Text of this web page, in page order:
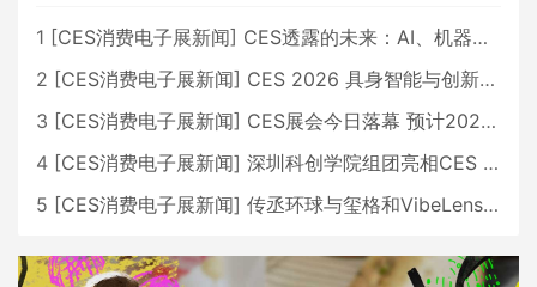
1 [CES消费电子展新闻] CES透露的未来：AI、机器人与智能生活大爆发
2 [CES消费电子展新闻] CES 2026 具身智能与创新领域 中国公司大放异彩
3 [CES消费电子展新闻] CES展会今日落幕 预计2026行业收入将超五千亿美元
4 [CES消费电子展新闻] 深圳科创学院组团亮相CES 广受好评
5 [CES消费电子展新闻] 传丞环球与玺格和VibeLens共同推出全新耳机